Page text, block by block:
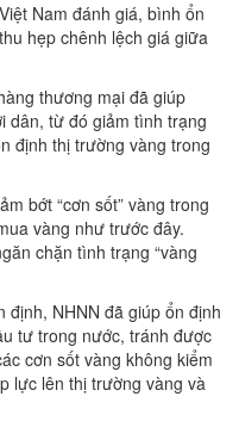
Nam đánh giá, bình ổn
hẹp chênh lệch giá giữa
thương mại đã giúp
dân, từ đó giảm tình trạng
định thị trường vàng trong
bớt “cơn sốt” vàng trong
vàng như trước đây.
chặn tình trạng “vàng
định, NHNN đã giúp ổn định
tư trong nước, tránh được
cơn sốt vàng không kiểm
lực lên thị trường vàng và